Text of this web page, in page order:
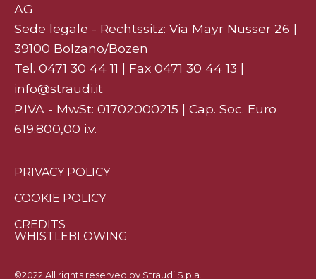
AG
Sede legale - Rechtssitz: Via Mayr Nusser 26 |
39100 Bolzano/Bozen
Tel. 0471 30 44 11 | Fax 0471 30 44 13 |
info@straudi.it
P.IVA - MwSt: 01702000215 | Cap. Soc. Euro
619.800,00 i.v.
PRIVACY POLICY
COOKIE POLICY
CREDITS
WHISTLEBLOWING
©2022 All rights reserved by Straudi S.p.a.